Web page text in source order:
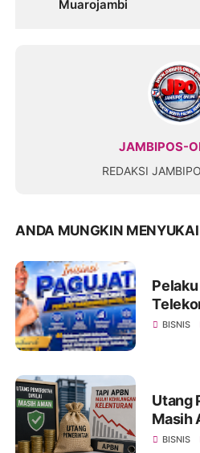
Muarojambi
JAMBIPOS-
REDAKSI
ANDA MUNGKIN
Inisiasi
BISNIS
Utang
Masih
Mulai
BISNIS